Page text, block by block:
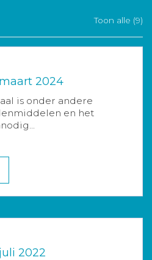
Toon alle (9)
2024
is onder andere
en het
2022